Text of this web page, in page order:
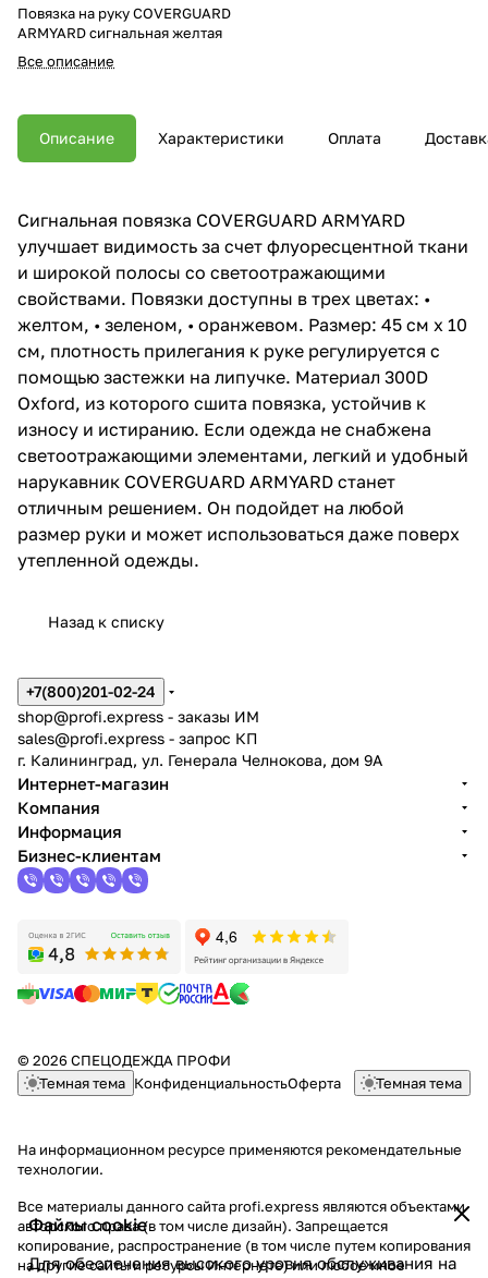
Повязка на руку COVERGUARD
ARMYARD сигнальная желтая
Все описание
Описание Характеристики Оплата
Сигнальная повязка COVERGUARD ARMYARD
улучшает видимость за счет флуоресцентной ткани
и широкой полосы со светоотражающими
свойствами. Повязки доступны в трех цветах: •
желтом, • зеленом, • оранжевом. Размер: 45 см х 10
см, плотность прилегания к руке регулируется с
помощью застежки на липучке. Материал 300D
Oxford, из которого сшита повязка, устойчив к
износу и истиранию. Если одежда не снабжена
светоотражающими элементами, легкий и удобный
нарукавник COVERGUARD ARMYARD станет
отличным решением. Он подойдет на любой
размер руки и может использоваться даже поверх
утепленной одежды.
Назад к списку
Файлы cookie
Для обеспечения высокого уровня обслуживания на
+7(800)201-02-24
shop@profi.express - заказы ИМ
sales@profi.express - запрос КП
г. Калининград, ул. Генерала Челнокова, дом 9A
Интернет-магазин
Компания
Информация
Бизнес-клиентам
© 2026 СПЕЦОДЕЖДА ПРОФИ
Темная тема КонфиденциальностьОферта Темная тема
На информационном ресурсе применяются рекомендательные
технологии.
Все материалы данного сайта profi.express являются объектами
авторского права (в том числе дизайн). Запрещается
копирование, распространение (в том числе путем копирования
на другие сайты и ресурсы Интернете) или любое иное